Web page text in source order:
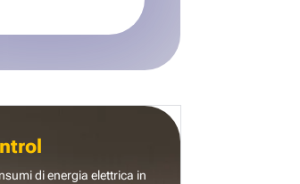
di energia elettrica in